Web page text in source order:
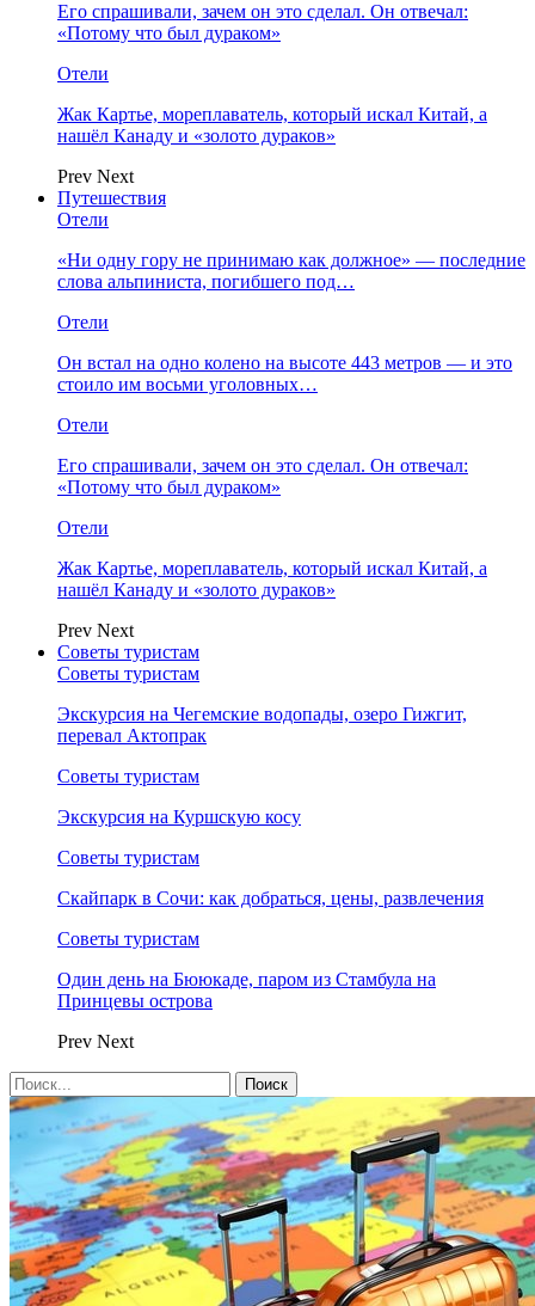
Его спрашивали, зачем он это сделал. Он отвечал:
«Потому что был дураком»
Отели
Жак Картье, мореплаватель, который искал Китай, а
нашёл Канаду и «золото дураков»
Prev Next
Путешествия
Отели
«Ни одну гору не принимаю как должное» — последние
слова альпиниста, погибшего под…
Отели
Он встал на одно колено на высоте 443 метров — и это
стоило им восьми уголовных…
Отели
Его спрашивали, зачем он это сделал. Он отвечал:
«Потому что был дураком»
Отели
Жак Картье, мореплаватель, который искал Китай, а
нашёл Канаду и «золото дураков»
Prev Next
Советы туристам
Советы туристам
Экскурсия на Чегемские водопады, озеро Гижгит,
перевал Актопрак
Советы туристам
Экскурсия на Куршскую косу
Советы туристам
Скайпарк в Сочи: как добраться, цены, развлечения
Советы туристам
Один день на Бююкаде, паром из Стамбула на
Принцевы острова
Prev Next